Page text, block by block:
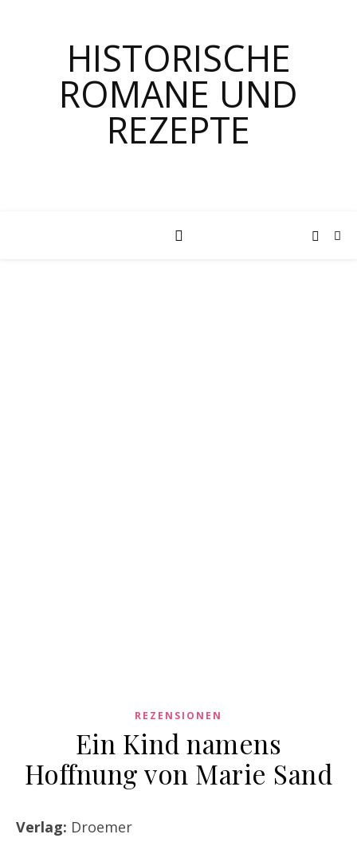
HISTORISCHE
ROMANE UND
REZEPTE
REZENSIONEN
Ein Kind namens
Hoffnung von Marie Sand
Verlag: Droemer